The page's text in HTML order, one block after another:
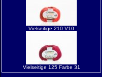
Vielseitige 210 V10
Vielseitige 125 Farbe 31